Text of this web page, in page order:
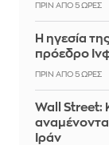
ΠΡΙΝ ΑΠΌ 5 ΏΡΕΣ
Η ηγεσία
πρόεδρο
ΠΡΙΝ ΑΠΌ 5 ΏΡΕΣ
Wall Street:
Ιράν